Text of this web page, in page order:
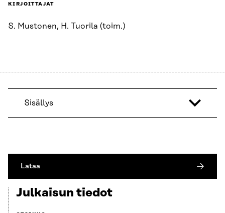
KIRJOITTAJAT
S. Mustonen, H. Tuorila (toim.)
Sisällys
Lataa
Julkaisun tiedot